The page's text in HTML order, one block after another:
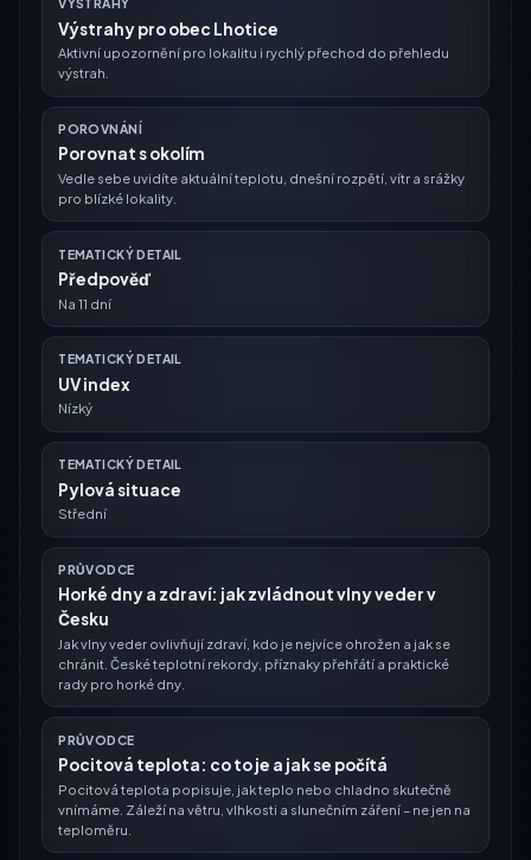
VÝSTRAHY
Výstrahy pro obec Lhotice
Aktivní upozornění pro lokalitu i rychlý přechod do přehledu
výstrah.
POROVNÁNÍ
Porovnat s okolím
Vedle sebe uvidíte aktuální teplotu, dnešní rozpětí, vítr a srážky
pro blízké lokality.
TEMATICKÝ DETAIL
Předpověď
Na 11 dní
TEMATICKÝ DETAIL
UV index
Nízký
TEMATICKÝ DETAIL
Pylová situace
Střední
PRŮVODCE
Horké dny a zdraví: jak zvládnout vlny veder v
Česku
Jak vlny veder ovlivňují zdraví, kdo je nejvíce ohrožen a jak se
chránit. České teplotní rekordy, příznaky přehřátí a praktické
rady pro horké dny.
PRŮVODCE
Pocitová teplota: co to je a jak se počítá
Pocitová teplota popisuje, jak teplo nebo chladno skutečně
vnímáme. Záleží na větru, vlhkosti a slunečním záření – ne jen na
teploměru.